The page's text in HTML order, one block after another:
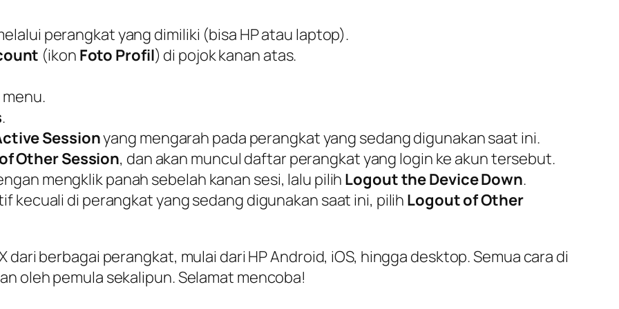
perangkat yang dimiliki (bisa HP atau laptop).
(ikon Foto Profil) di pojok kanan atas.
.
Sessionyang mengarah pada perangkat yang sedang digunakan saat ini.
Other Session, dan akan muncul daftar perangkat yang login ke akun tersebut.
mengklik panah sebelah kanan sesi, lalu pilih Logout the Device Down.
kecuali di perangkat yang sedang digunakan saat ini, pilih Logout of Other
berbagai perangkat, mulai dari HP Android, iOS, hingga desktop. Semua cara di
oleh pemula sekalipun. Selamat mencoba!